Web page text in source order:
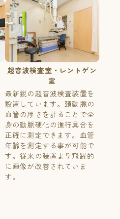
超音波検査室・レントゲン
室
最新鋭の超音波検査装置を
設置しています。頚動脈の
血管の厚さを計ることで全
身の動脈硬化の進行具合を
正確に測定できます。血管
年齢を測定する事が可能で
す。従来の装置より飛躍的
に画像が改善されていま
す。